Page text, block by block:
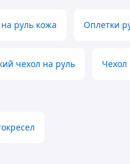
руль кожа Оплетки
чехол на руль Чехол